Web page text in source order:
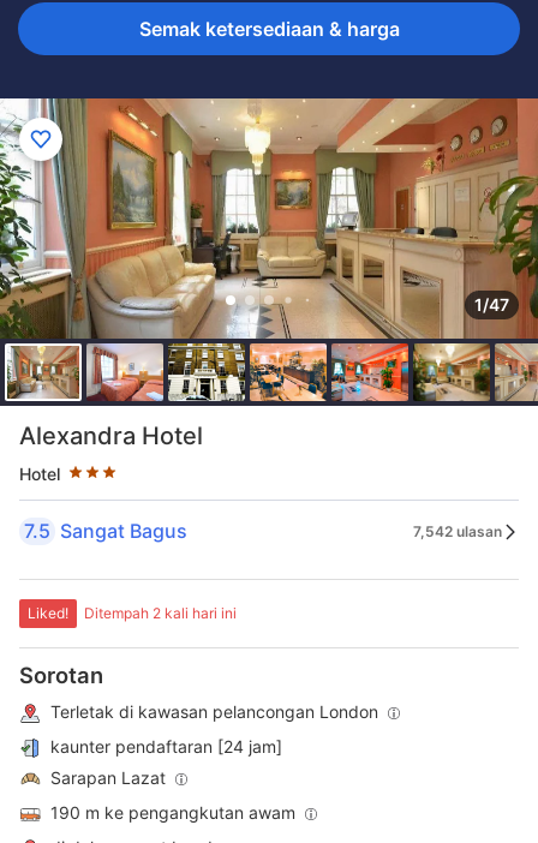
Semak ketersediaan & harga
1/47
Alexandra Hotel
Hotel
Taraf bintang 3 bintang
7.5 Sangat Bagus 7,542 ulasan
Liked! Ditempah 2 kali hari ini
Sorotan
Terletak di kawasan pelancongan London
kaunter pendaftaran [24 jam]
Sarapan Lazat
190 m ke pengangkutan awam